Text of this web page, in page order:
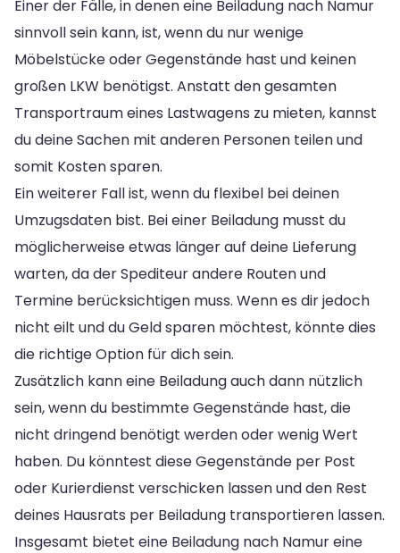
Einer der Fälle, in denen eine Beiladung nach Namur
sinnvoll sein kann, ist, wenn du nur wenige
Möbelstücke oder Gegenstände hast und keinen
großen LKW benötigst. Anstatt den gesamten
Transportraum eines Lastwagens zu mieten, kannst
du deine Sachen mit anderen Personen teilen und
somit Kosten sparen.
Ein weiterer Fall ist, wenn du flexibel bei deinen
Umzugsdaten bist. Bei einer Beiladung musst du
möglicherweise etwas länger auf deine Lieferung
warten, da der Spediteur andere Routen und
Termine berücksichtigen muss. Wenn es dir jedoch
nicht eilt und du Geld sparen möchtest, könnte dies
die richtige Option für dich sein.
Zusätzlich kann eine Beiladung auch dann nützlich
sein, wenn du bestimmte Gegenstände hast, die
nicht dringend benötigt werden oder wenig Wert
haben. Du könntest diese Gegenstände per Post
oder Kurierdienst verschicken lassen und den Rest
deines Hausrats per Beiladung transportieren lassen.
Insgesamt bietet eine Beiladung nach Namur eine